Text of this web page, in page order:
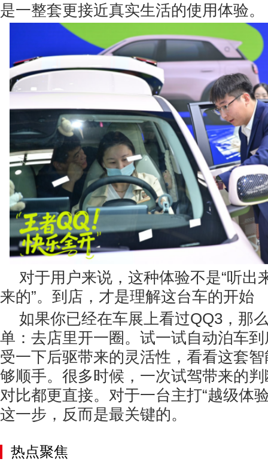
是一整套更接近真实生活的使用体验。
对于用户来说，这种体验不是“听出
来的”。到店，才是理解这台车的开始
如果你已经在车展上看过QQ3，那
单：去店里开一圈。试一试自动泊车
受一下后驱带来的灵活性，看看这套
够顺手。很多时候，一次试驾带来的
对比都更直接。对于一台主打“越级体
这一步，反而是最关键的。
热点聚焦